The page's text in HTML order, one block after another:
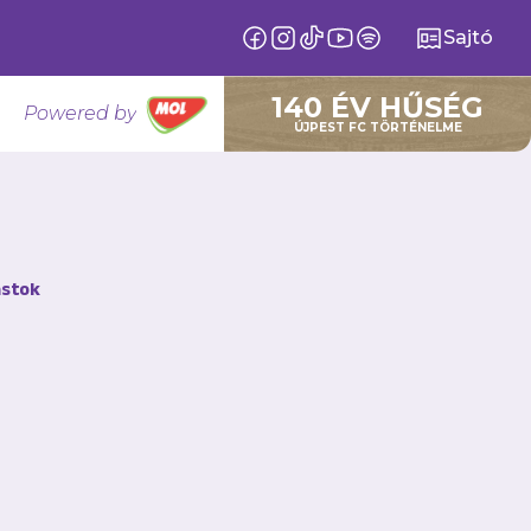
Sajtó
Powered by 140 ÉV HŰSÉG
ÚJPEST FC TÖRTÉNELME